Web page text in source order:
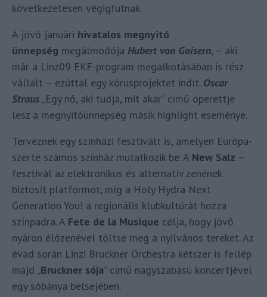
következetesen végigfutnak.
A jövő januári hivatalos megnyitó
ünnepség megálmodója Hubert von Goisern, – aki
már a Linz09 EKF-program megalkotásában is rész
vállalt – ezúttal egy kórusprojektet indít. Oscar
Straus „Egy nő, aki tudja, mit akar” című operettje
lesz a megnyitóünnepség másik highlight eseménye.
Terveznek egy színházi fesztivált is, amelyen Európa-
szerte számos színház mutatkozik be. A New Salz –
fesztivál az elektronikus és alternatív zenének
biztosít platformot, míg a Holy Hydra Next
Generation You! a regionális klubkultúrát hozza
színpadra. A Fete de la Musique célja, hogy jövő
nyáron élőzenével töltse meg a nyilvános tereket. Az
évad során Linzi Bruckner Orchestra kétszer is fellép
majd „Bruckner sója” című nagyszabású koncertjével
egy sóbánya belsejében.